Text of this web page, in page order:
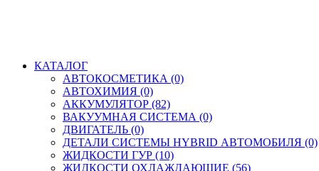
КАТАЛОГ
АВТОКОСМЕТИКА (0)
АВТОХИМИЯ (0)
АККУМУЛЯТОР (82)
ВАКУУМНАЯ СИСТЕМА (0)
ДВИГАТЕЛЬ (0)
ДЕТАЛИ СИСТЕМЫ HYBRID АВТОМОБИЛЯ (0)
ЖИДКОСТИ ГУР (10)
ЖИДКОСТИ ОХЛАЖДАЮЩИЕ (56)